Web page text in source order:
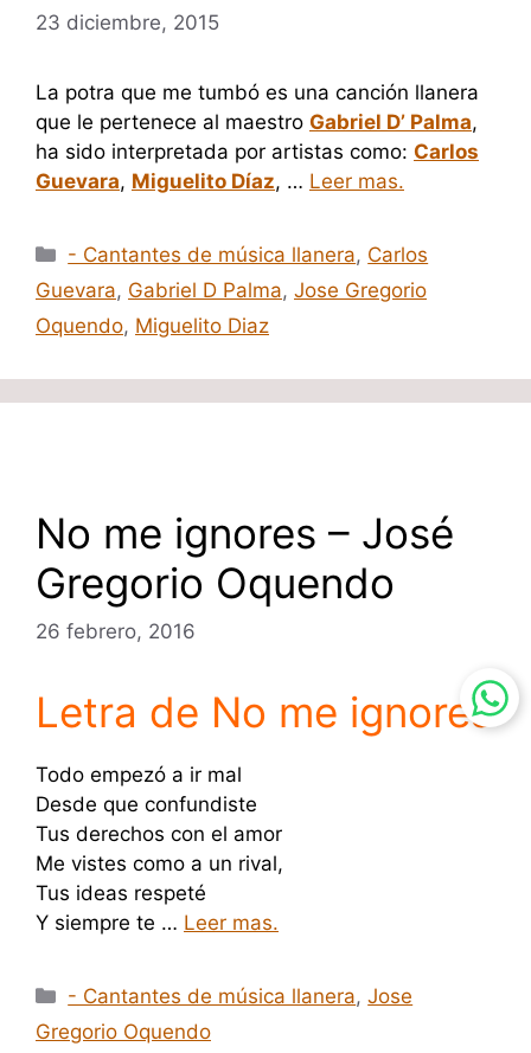
23 diciembre, 2015
La potra que me tumbó es una canción llanera
que le pertenece al maestro Gabriel D’ Palma,
ha sido interpretada por artistas como: Carlos
Guevara, Miguelito Díaz, … Leer mas.
Categorías
- Cantantes de música llanera, Carlos
Guevara, Gabriel D Palma, Jose Gregorio
Oquendo, Miguelito Diaz
No me ignores – José
Gregorio Oquendo
26 febrero, 2016
Letra de No me ignores
Todo empezó a ir mal
Desde que confundiste
Tus derechos con el amor
Me vistes como a un rival,
Tus ideas respeté
Y siempre te … Leer mas.
Categorías
- Cantantes de música llanera,Jose
Gregorio Oquendo